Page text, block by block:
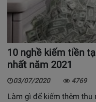
10 nghề kiếm tiền
nhất năm 2021
03/07/2020 4769
Làm gì để kiếm thêm thu